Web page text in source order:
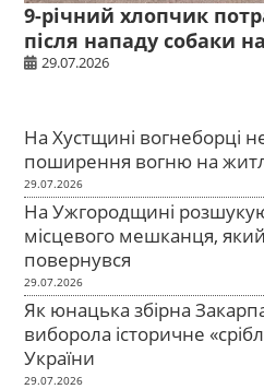
9-річний хлопчик
після нападу собаки
29.07.2026
На Хустщині вогнеборці
поширення вогню на
29.07.2026
На Ужгородщині
місцевого мешканця,
повернувся
29.07.2026
Як юнацька збірна
виборола історичне
України
29.07.2026